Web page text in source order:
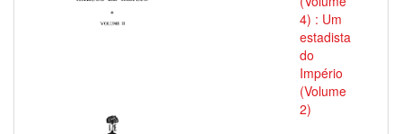
4) : Um
estadista
do
Império
(Volume
2)